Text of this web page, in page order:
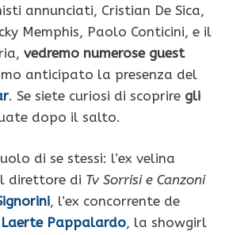
annunciati, Cristian De Sica,
Memphis, Paolo Conticini, e il
vedremo numerose guest
anticipato la presenza del
. Se siete curiosi di scoprire gli
dopo il salto.
di se stessi: l’ex velina
direttore di Tv Sorrisi e Canzoni
, l’ex concorrente de
Laerte Pappalardo, la showgirl